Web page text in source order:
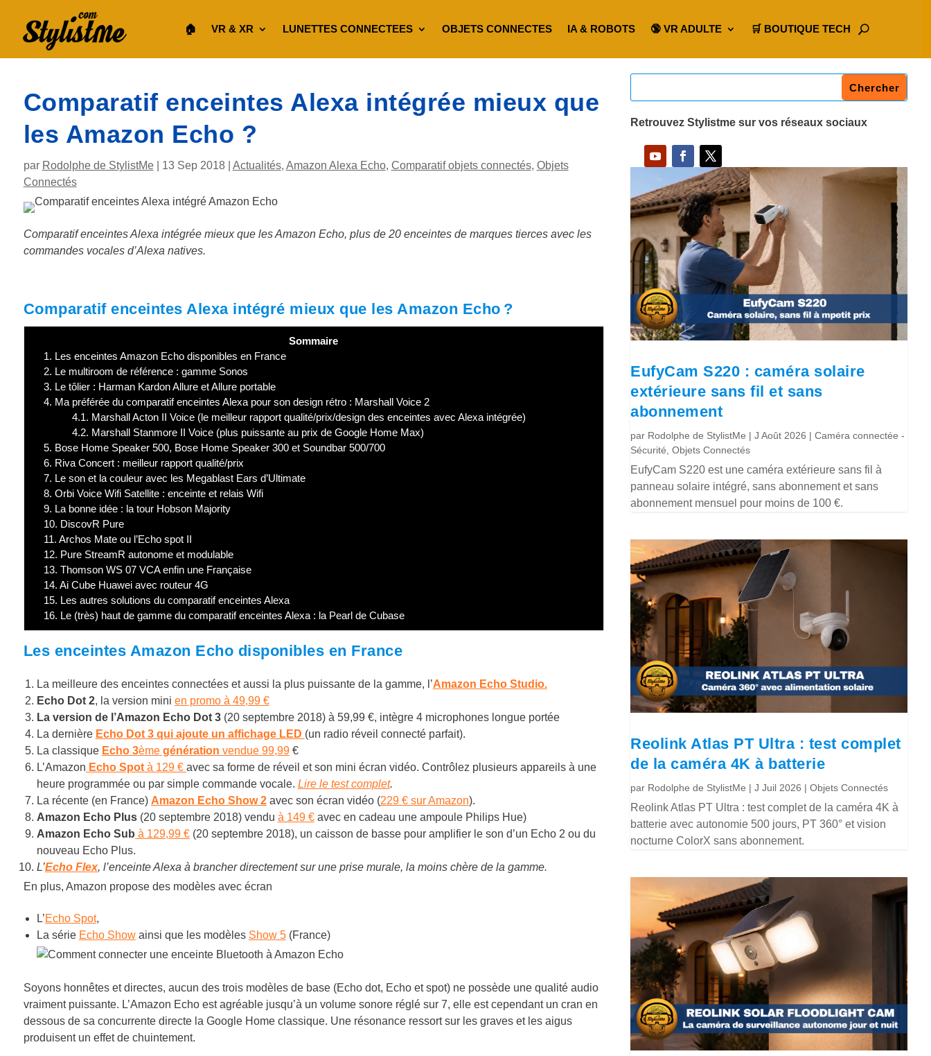
🏠︎ VR & XR LUNETTES CONNECTEES OBJETS CONNECTES IA & ROBOTS 🔞 VR ADULTE 🛒 BOUTIQUE TECH
Comparatif enceintes Alexa intégrée mieux que
les Amazon Echo ?
par Rodolphe de StylistMe| 13 Sep 2018| Actualités, Amazon Alexa Echo, Comparatif objets connectés, Objets
Connectés
Comparatif enceintes Alexa intégrée mieux que les Amazon Echo, plus de 20 enceintes de marques tierces avec les
commandes vocales d’Alexa natives.
Comparatif enceintes Alexa intégré mieux que les Amazon Echo ?
Sommaire
1. Les enceintes Amazon Echo disponibles en France
2. Le multiroom de référence : gamme Sonos
3. Le tôlier : Harman Kardon Allure et Allure portable
4. Ma préférée du comparatif enceintes Alexa pour son design rétro : Marshall Voice 2
4.1. Marshall Acton II Voice (le meilleur rapport qualité/prix/design des enceintes avec Alexa intégrée)
4.2. Marshall Stanmore II Voice (plus puissante au prix de Google Home Max)
5. Bose Home Speaker 500, Bose Home Speaker 300 et Soundbar 500/700
6. Riva Concert : meilleur rapport qualité/prix
7. Le son et la couleur avec les Megablast Ears d’Ultimate
8. Orbi Voice Wifi Satellite : enceinte et relais Wifi
9. La bonne idée : la tour Hobson Majority
10. DiscovR Pure
11. Archos Mate ou l’Echo spot II
12. Pure StreamR autonome et modulable
13. Thomson WS 07 VCA enfin une Française
14. Ai Cube Huawei avec routeur 4G
15. Les autres solutions du comparatif enceintes Alexa
16. Le (très) haut de gamme du comparatif enceintes Alexa : la Pearl de Cubase
Les enceintes Amazon Echo disponibles en France
La meilleure des enceintes connectées et aussi la plus puissante de la gamme, l’Amazon Echo Studio.
Echo Dot 2, la version mini en promo à 49,99 €
La version de l’Amazon Echo Dot 3(20 septembre 2018) à 59,99 €, intègre 4 microphones longue portée
La dernière Echo Dot 3 qui ajoute un affichage LED (un radio réveil connecté parfait).
La classique Echo 3èmegénération vendue 99,99€
L’Amazon Echo Spotà 129 € avec sa forme de réveil et son mini écran vidéo. Contrôlez plusieurs appareils à une
heure programmée ou par simple commande vocale. Lire le test complet.
La récente (en France) Amazon Echo Show 2avec son écran vidéo (229 € sur Amazon).
Amazon Echo Plus(20 septembre 2018) vendu à 149 €avec en cadeau une ampoule Philips Hue)
Amazon Echo Sub à 129,99 €(20 septembre 2018), un caisson de basse pour amplifier le son d’un Echo 2 ou du
nouveau Echo Plus.
L’Echo Flex, l’enceinte Alexa à brancher directement sur une prise murale, la moins chère de la gamme.
En plus, Amazon propose des modèles avec écran
L’Echo Spot,
La série Echo Showainsi que les modèles Show 5(France)
Soyons honnêtes et directes, aucun des trois modèles de base (Echo dot, Echo et spot) ne possède une qualité audio
vraiment puissante. L’Amazon Echo est agréable jusqu’à un volume sonore réglé sur 7, elle est cependant un cran en
dessous de sa concurrente directe la Google Home classique. Une résonance ressort sur les graves et les aigus
produisent un effet de chuintement.
Retrouvez Stylistme sur vos réseaux sociaux
EufyCam S220 : caméra solaire
extérieure sans fil et sans
abonnement
par Rodolphe de StylistMe |J Août 2026 |Caméra connectée -
Sécurité ,Objets Connectés
EufyCam S220 est une caméra extérieure sans fil à
panneau solaire intégré, sans abonnement et sans
abonnement mensuel pour moins de 100 €.
Reolink Atlas PT Ultra : test complet
de la caméra 4K à batterie
par Rodolphe de StylistMe |J Juil 2026 |Objets Connectés
Reolink Atlas PT Ultra : test complet de la caméra 4K à
batterie avec autonomie 500 jours, PT 360° et vision
nocturne ColorX sans abonnement.